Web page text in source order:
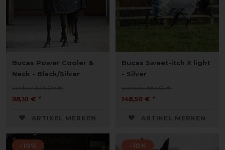
Bucas Power Cooler &
Neck - Black/Silver
98,10 € *
ARTIKEL MERKEN
Bucas Sweet-itch X light
- Silver
148,50 € *
ARTIKEL MERKEN
-10% -10%